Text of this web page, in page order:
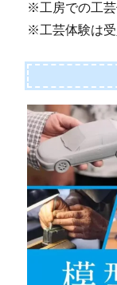
※工房での工
※工芸体験は受